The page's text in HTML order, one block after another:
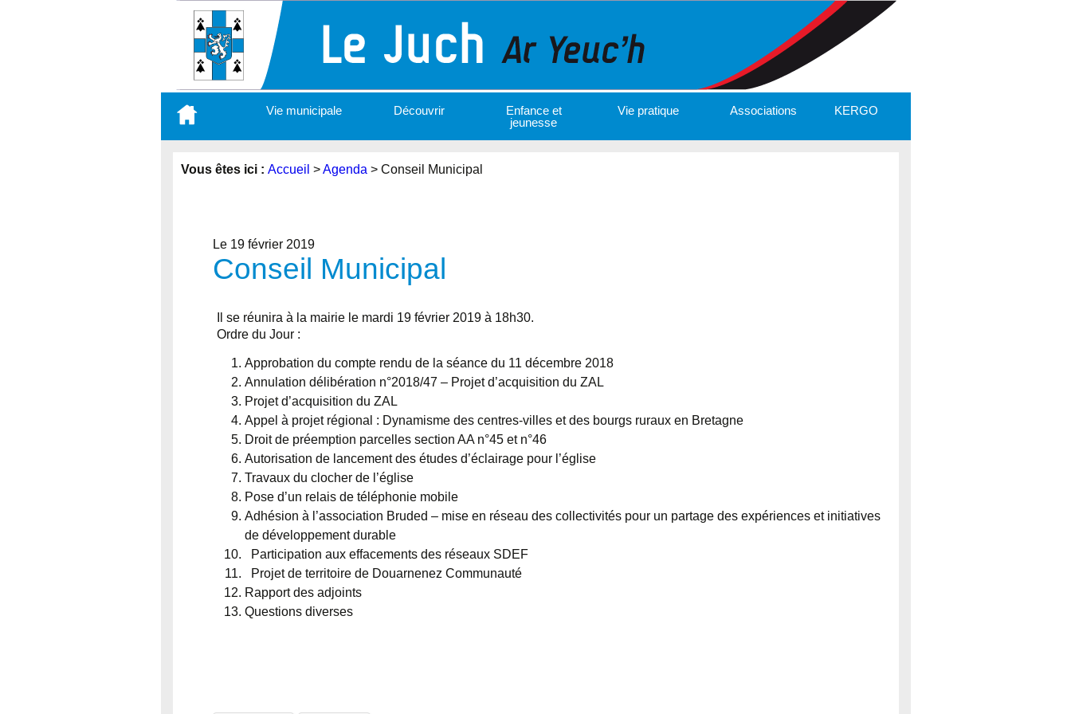
contenu
Vie municipale Découvrir
Enfance et
jeunesse
Vie pratique Associations KERGO
Vous êtes ici : Accueil >Agenda > Conseil Municipal
Le 19 février 2019
Conseil Municipal
Il se réunira à la mairie le mardi 19 février 2019 à 18h30.
Ordre du Jour :
Approbation du compte rendu de la séance du 11 décembre 2018
Annulation délibération n°2018/47 – Projet d’acquisition du ZAL
Projet d’acquisition du ZAL
Appel à projet régional : Dynamisme des centres-villes et des bourgs ruraux en Bretagne
Droit de préemption parcelles section AA n°45 et n°46
Autorisation de lancement des études d’éclairage pour l’église
Travaux du clocher de l’église
Pose d’un relais de téléphonie mobile
Adhésion à l’association Bruded – mise en réseau des collectivités pour un partage des expériences et initiatives
de développement durable
Participation aux effacements des réseaux SDEF
Projet de territoire de Douarnenez Communauté
Rapport des adjoints
Questions diverses